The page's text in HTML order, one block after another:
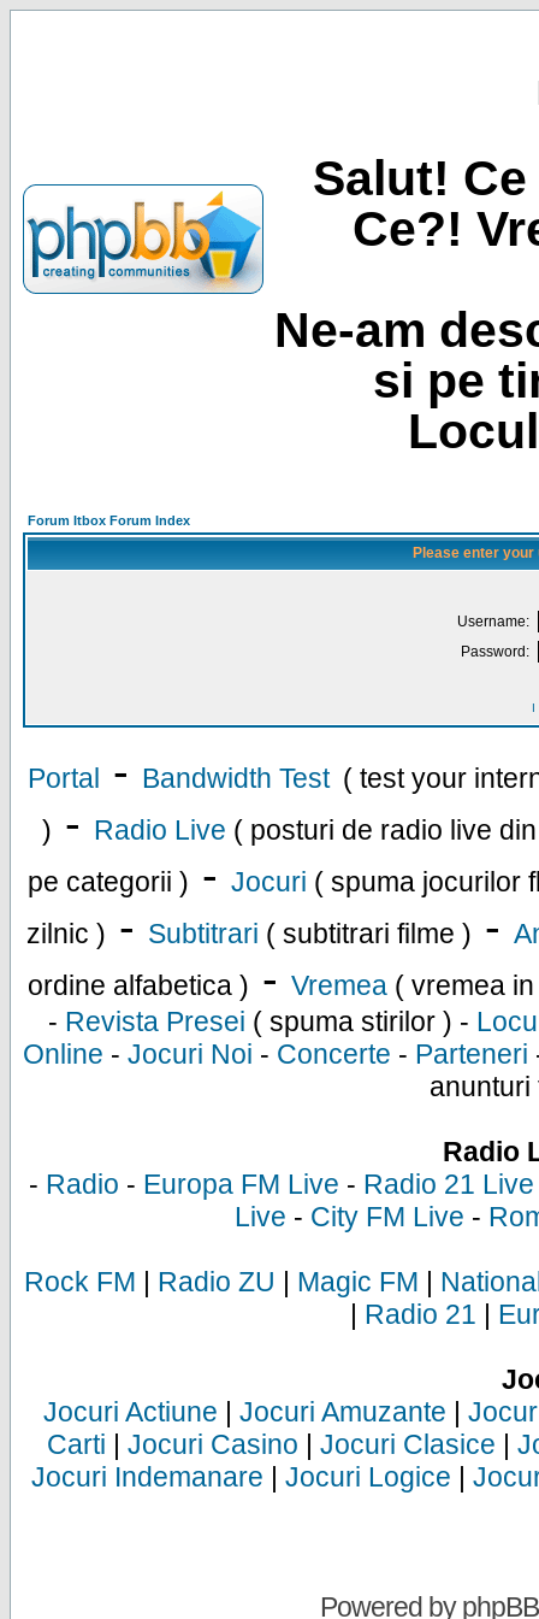
Salut!
Ce?!
Ne-am
si pe
Forum Itbox Forum Index
Please enter
Username:
Password:
I
Portal - Bandwidth Test ( test your
) - Radio Live ( posturi de radio live
pe categorii ) - Jocuri ( spuma jocurilor
zilnic ) - Subtitrari ( subtitrari filme ) -
ordine alfabetica ) - Vremea ( vremea
- Revista Presei ( spuma stirilor ) -
Online - Jocuri Noi - Concerte - Parteneri
anunturi
Radio
- Radio - Europa FM Live - Radio 21 Live
Live - City FM Live -
Rock FM | Radio ZU | Magic FM |
| Radio 21 |
Jocuri Actiune | Jocuri Amuzante |
Carti | Jocuri Casino | Jocuri Clasice |
Jocuri Indemanare | Jocuri Logice |
Powered byphpBB